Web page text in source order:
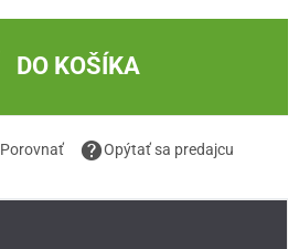
DO KOŠÍKA
Porovnať Opýtať sa predajcu